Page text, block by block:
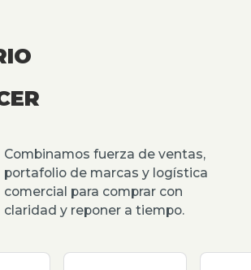
Combinamos fuerza de ventas,
portafolio de marcas y logística
comercial para comprar con
claridad y reponer a tiempo.